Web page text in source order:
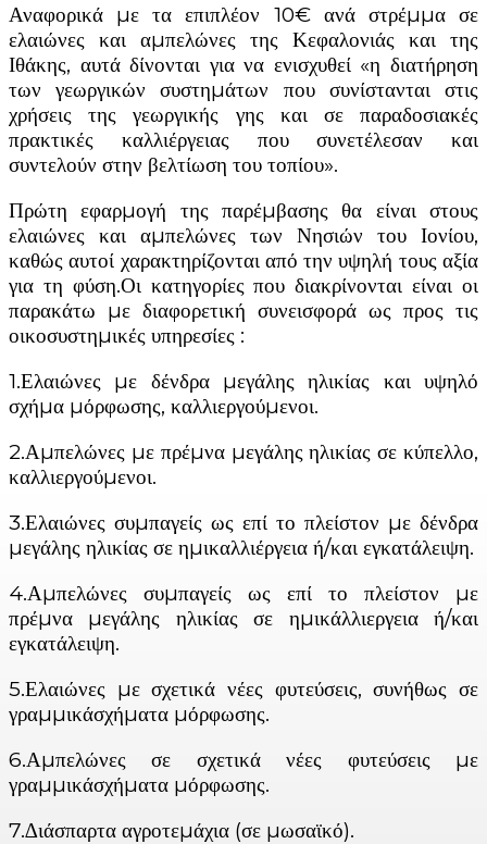
Αναφορικά µε τα επιπλέον 10€ ανά στρέµµα σε
ελαιώνες και αµπελώνες της Κεφαλονιάς και της
Ιθάκης, αυτά δίνονται για να ενισχυθεί «η διατήρηση
των γεωργικών συστηµάτων που συνίστανται στις
χρήσεις της γεωργικής γης και σε παραδοσιακές
πρακτικές καλλιέργειας που συνετέλεσαν και
συντελούν στην βελτίωση του τοπίου».
Πρώτη εφαρµογή της παρέµβασης θα είναι στους
ελαιώνες και αµπελώνες των Νησιών του Ιονίου,
καθώς αυτοί χαρακτηρίζονται από την υψηλή τους αξία
για τη φύση.Οι κατηγορίες που διακρίνονται είναι οι
παρακάτω µε διαφορετική συνεισφορά ως προς τις
οικοσυστηµικές υπηρεσίες :
1.Ελαιώνες µε δένδρα µεγάλης ηλικίας και υψηλό
σχήµα µόρφωσης, καλλιεργούµενοι.
2.Αµπελώνες µε πρέµνα µεγάλης ηλικίας σε κύπελλο,
καλλιεργούµενοι.
3.Ελαιώνες συµπαγείς ως επί το πλείστον µε δένδρα
µεγάλης ηλικίας σε ηµικαλλιέργεια ή/και εγκατάλειψη.
4.Αµπελώνες συµπαγείς ως επί το πλείστον µε
πρέµνα µεγάλης ηλικίας σε ηµικάλλιεργεια ή/και
εγκατάλειψη.
5.Ελαιώνες µε σχετικά νέες φυτεύσεις, συνήθως σε
γραµµικάσχήµατα µόρφωσης.
6.Αµπελώνες σε σχετικά νέες φυτεύσεις µε
γραµµικάσχήµατα µόρφωσης.
7.∆ιάσπαρτα αγροτεµάχια (σε µωσαϊκό).